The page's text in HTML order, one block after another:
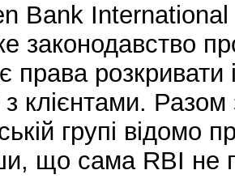
Bank
законодавство
права
з клієнтами.
групі відомо
що сама RBI не